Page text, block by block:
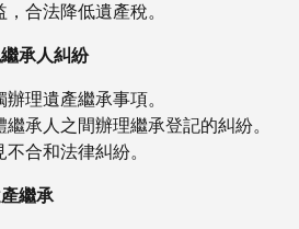
合法降低遺產稅。
承人糾紛
理遺產繼承事項。
承人之間辦理繼承登記的糾紛。
合和法律糾紛。
繼承